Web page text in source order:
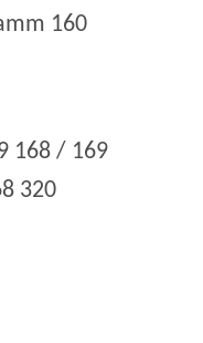
160
168 / 169
320